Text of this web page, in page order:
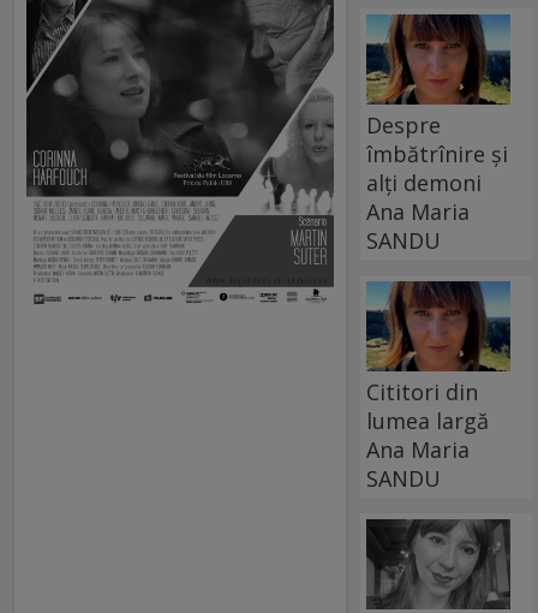
Despre
îmbătrînire și
alți demoni
Ana Maria
SANDU
Cititori din
lumea largă
Ana Maria
SANDU